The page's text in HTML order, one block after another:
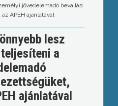
jövedelemadó bevallási
APEH ajánlatával
lesz
a
ajánlatával